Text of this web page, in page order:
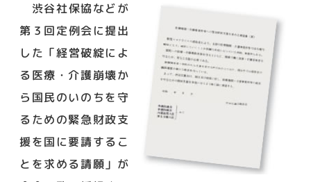
渋谷社保協などが
第３回定例会に提出
した「経営破綻によ
る医療・介護崩壊か
ら国民のいのちを守
るための緊急財政支
援を国に要請するこ
とを求める請願」が